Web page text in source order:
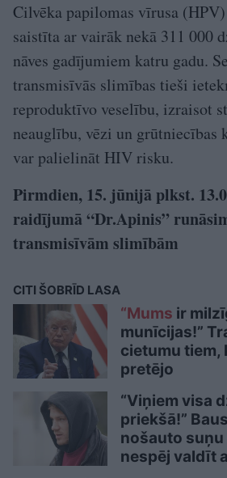
Cilvēka papilomas vīrusa
saistīta ar vairāk nekā 311 000
nāves gadījumiem katru gadu.
transmisīvās slimības tieši
reproduktīvo veselību, izraisot
neauglību, vēzi un grūtniecības
var palielināt HIV risku.
Pirmdien, 15. jūnijā plkst.
raidījumā “Dr.Apinis”
transmisīvām slimībām
CITI ŠOBRĪD LASA
“Mums ir
munīcijas!”
cietumu tiem,
pretējo
“Viņiem visa
priekšā!”
nošauto
nespēj valdīt